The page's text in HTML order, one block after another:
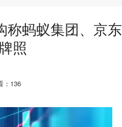
称蚂蚁集团、京东
照
：136